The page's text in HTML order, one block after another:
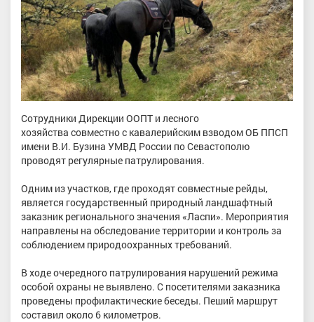
Сотрудники Дирекции ООПТ и лесного
хозяйства совместно с кавалерийским взводом ОБ ППСП
имени В.И. Бузина УМВД России по Севастополю
проводят регулярные патрулирования.
Одним из участков, где проходят совместные рейды,
является государственный природный ландшафтный
заказник регионального значения «Ласпи». Мероприятия
направлены на обследование территории и контроль за
соблюдением природоохранных требований.
В ходе очередного патрулирования нарушений режима
особой охраны не выявлено. С посетителями заказника
проведены профилактические беседы. Пеший маршрут
составил около 6 километров.